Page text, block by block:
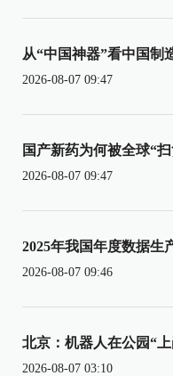
从“中国神器”看中国制
2026-08-07 09:47
国产新药为何被全球“
2026-08-07 09:47
2025年我国年度数据生
2026-08-07 09:46
北京：机器人在公园“
2026-08-07 03:10